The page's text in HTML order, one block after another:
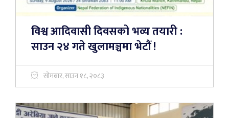
विश्व आदिवासी दिवसको भव्य तयारी :
साउन २४ गते खुलामञ्चमा भेटौं !
सोमबार, साउन १८, २०८३